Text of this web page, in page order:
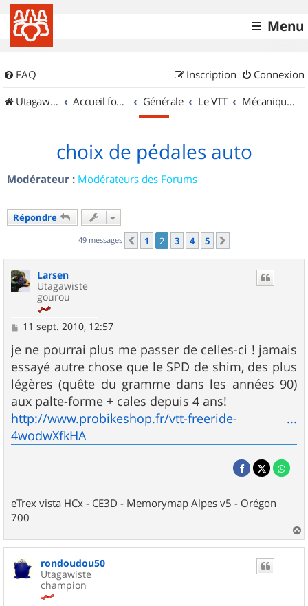
Menu
FAQ Connexion
Inscription
UtagawaVTT (Randos VTT et VTTAE avec traces GPS)
Accueil forum Générale Le VTT Mécanique et Entretiens
choix de pédales auto
Modérateur : Modérateurs des Forums
Répondre
49 messages Précédent
1 2 3 4 5
Larsen
Utagawiste
gourou
M
s
s
a
g
e
11 sept. 2010, 12:57
je ne pourrai plus me passer de celles-ci ! jamais
essayé autre chose que le SPD de shim, des plus
légères (quête du gramme dans les années 90)
aux palte-forme + cales depuis 4 ans!
http://www.probikeshop.fr/vtt-freeride- ...
4wodwXfkHA
eTrex vista HCx - CE3D - Memorymap Alpes v5 - Orégon
700
a
u
rondoudou50
Utagawiste
champion